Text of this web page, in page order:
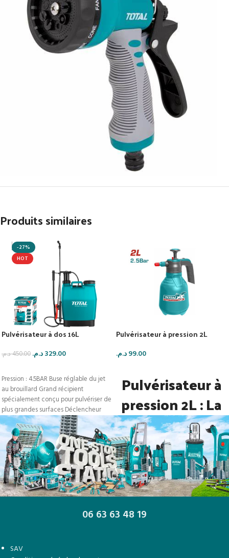
Produits similaires
-27%
HOT
Pulvérisateur à dos 16L
450.00د.م. 329.00د.م.
Pression : 4.5BAR Buse réglable du jet
au brouillard Grand récipient
spécialement conçu pour pulvériser de
plus grandes surfaces Déclencheur
Pulvérisateur à pression 2L
99.00د.م.
Pulvérisateur à
pression 2L : La
Performance en
Force !
Levier de pompe en
aluminium robuste
Pression : 2.5BAR
06 63 63 48 19
SAV